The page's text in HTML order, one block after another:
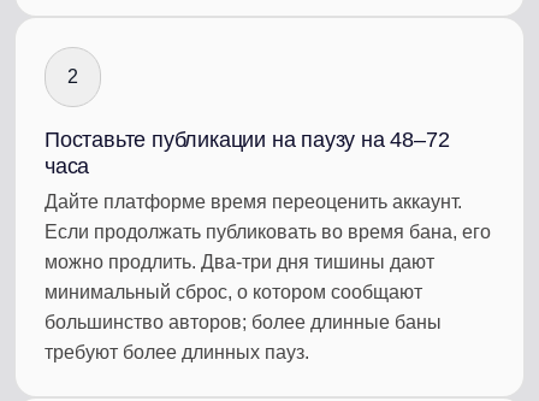
2
Поставьте публикации на паузу на 48–72
часа
Дайте платформе время переоценить аккаунт.
Если продолжать публиковать во время бана, его
можно продлить. Два-три дня тишины дают
минимальный сброс, о котором сообщают
большинство авторов; более длинные баны
требуют более длинных пауз.